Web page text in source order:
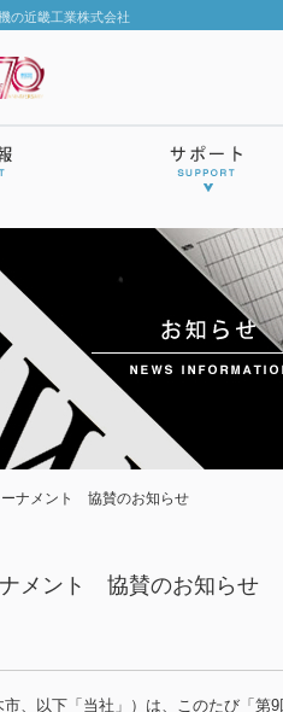
の近畿工業株式会社
ナメント 協賛のお知らせ
メント 協賛のお知らせ
、以下「当社」）は、このたび「